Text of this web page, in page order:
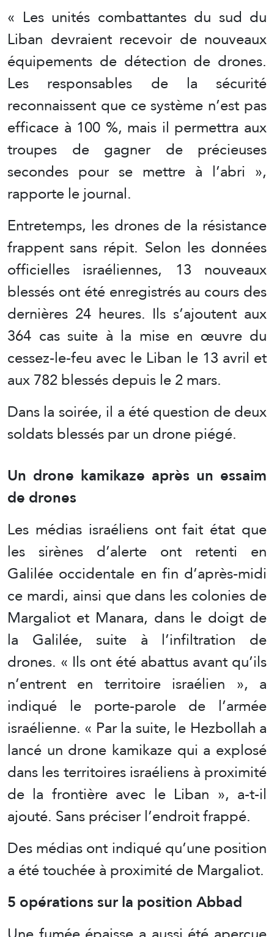
« Les unités combattantes du sud du
Liban devraient recevoir de nouveaux
équipements de détection de drones.
Les responsables de la sécurité
reconnaissent que ce système n’est pas
efficace à 100 %, mais il permettra aux
troupes de gagner de précieuses
secondes pour se mettre à l’abri »,
rapporte le journal.
Entretemps, les drones de la résistance
frappent sans répit. Selon les données
officielles israéliennes, 13 nouveaux
blessés ont été enregistrés au cours des
dernières 24 heures. Ils s’ajoutent aux
364 cas suite à la mise en œuvre du
cessez-le-feu avec le Liban le 13 avril et
aux 782 blessés depuis le 2 mars.
Dans la soirée, il a été question de deux
soldats blessés par un drone piégé.
Un drone kamikaze après un essaim
de drones
Les médias israéliens ont fait état que
les sirènes d’alerte ont retenti en
Galilée occidentale en fin d’après-midi
ce mardi, ainsi que dans les colonies de
Margaliot et Manara, dans le doigt de
la Galilée, suite à l’infiltration de
drones. « Ils ont été abattus avant qu’ils
n’entrent en territoire israélien », a
indiqué le porte-parole de l’armée
israélienne. « Par la suite, le Hezbollah a
lancé un drone kamikaze qui a explosé
dans les territoires israéliens à proximité
de la frontière avec le Liban », a-t-il
ajouté. Sans préciser l’endroit frappé.
Des médias ont indiqué qu’une position
a été touchée à proximité de Margaliot.
5 opérations sur la position Abbad